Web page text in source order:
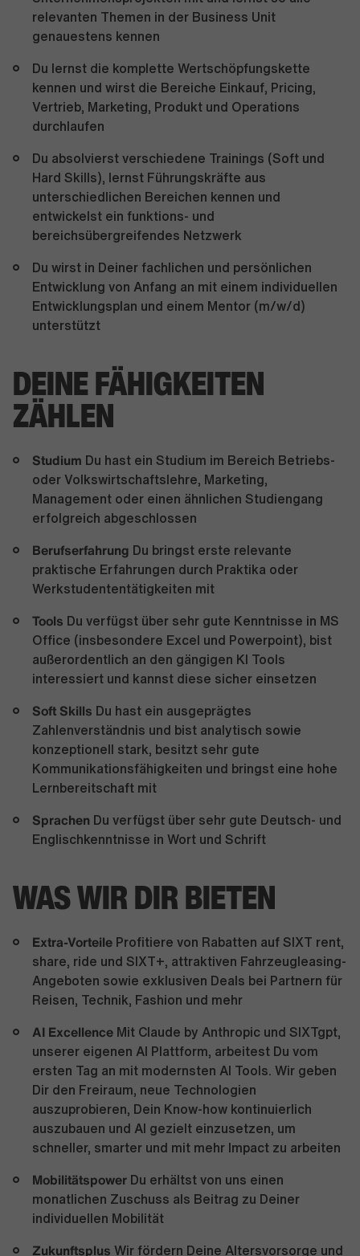
relevanten Themen in der Business Unit
genauestens kennen
Du lernst die komplette Wertschöpfungskette
kennen und wirst die Bereiche Einkauf, Pricing,
Vertrieb, Marketing, Produkt und Operations
durchlaufen
Du absolvierst verschiedene Trainings (Soft und
Hard Skills), lernst Führungskräfte aus
unterschiedlichen Bereichen kennen und
entwickelst ein funktions- und
bereichsübergreifendes Netzwerk
Du wirst in Deiner fachlichen und persönlichen
Entwicklung von Anfang an mit einem individuellen
Entwicklungsplan und einem Mentor (m/w/d)
unterstützt
DEINE FÄHIGKEITEN
ZÄHLEN
Studium Du hast ein Studium im Bereich Betriebs-
oder Volkswirtschaftslehre, Marketing,
Management oder einen ähnlichen Studiengang
erfolgreich abgeschlossen
Berufserfahrung Du bringst erste relevante
praktische Erfahrungen durch Praktika oder
Werkstudententätigkeiten mit
Tools Du verfügst über sehr gute Kenntnisse in MS
Office (insbesondere Excel und Powerpoint), bist
außerordentlich an den gängigen KI Tools
interessiert und kannst diese sicher einsetzen
Soft Skills Du hast ein ausgeprägtes
Zahlenverständnis und bist analytisch sowie
konzeptionell stark, besitzt sehr gute
Kommunikationsfähigkeiten und bringst eine hohe
Lernbereitschaft mit
Sprachen Du verfügst über sehr gute Deutsch- und
Englischkenntnisse in Wort und Schrift
WAS WIR DIR BIETEN
Extra-Vorteile Profitiere von Rabatten auf SIXT rent,
share, ride und SIXT+, attraktiven Fahrzeugleasing-
Angeboten sowie exklusiven Deals bei Partnern für
Reisen, Technik, Fashion und mehr
AI Excellence Mit Claude by Anthropic und SIXTgpt,
unserer eigenen AI Plattform, arbeitest Du vom
ersten Tag an mit modernsten AI Tools. Wir geben
Dir den Freiraum, neue Technologien
auszuprobieren, Dein Know-how kontinuierlich
auszubauen und AI gezielt einzusetzen, um
schneller, smarter und mit mehr Impact zu arbeiten
Mobilitätspower Du erhältst von uns einen
monatlichen Zuschuss als Beitrag zu Deiner
individuellen Mobilität
Zukunftsplus Wir fördern Deine Altersvorsorge und